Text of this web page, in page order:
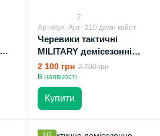
2
Артикул: Арт- 210 деми койот
Черевики тактичні
MILITARY демісезонні
шкіряні
2 100 грн 2 700 грн
В наявності
Купити
ХІТ